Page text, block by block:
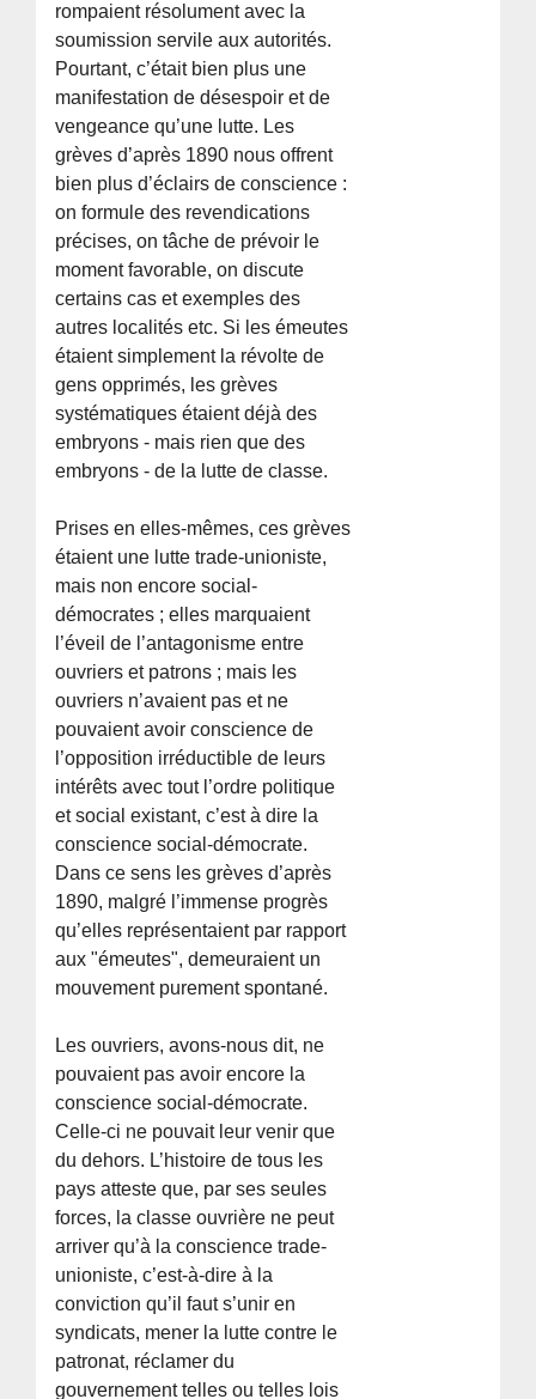
rompaient résolument avec la
soumission servile aux autorités.
Pourtant, c’était bien plus une
manifestation de désespoir et de
vengeance qu’une lutte. Les
grèves d’après 1890 nous offrent
bien plus d’éclairs de conscience :
on formule des revendications
précises, on tâche de prévoir le
moment favorable, on discute
certains cas et exemples des
autres localités etc. Si les émeutes
étaient simplement la révolte de
gens opprimés, les grèves
systématiques étaient déjà des
embryons - mais rien que des
embryons - de la lutte de classe.
Prises en elles-mêmes, ces grèves
étaient une lutte trade-unioniste,
mais non encore social-
démocrates ; elles marquaient
l’éveil de l’antagonisme entre
ouvriers et patrons ; mais les
ouvriers n’avaient pas et ne
pouvaient avoir conscience de
l’opposition irréductible de leurs
intérêts avec tout l’ordre politique
et social existant, c’est à dire la
conscience social-démocrate.
Dans ce sens les grèves d’après
1890, malgré l’immense progrès
qu’elles représentaient par rapport
aux "émeutes", demeuraient un
mouvement purement spontané.
Les ouvriers, avons-nous dit, ne
pouvaient pas avoir encore la
conscience social-démocrate.
Celle-ci ne pouvait leur venir que
du dehors. L’histoire de tous les
pays atteste que, par ses seules
forces, la classe ouvrière ne peut
arriver qu’à la conscience trade-
unioniste, c’est-à-dire à la
conviction qu’il faut s’unir en
syndicats, mener la lutte contre le
patronat, réclamer du
gouvernement telles ou telles lois